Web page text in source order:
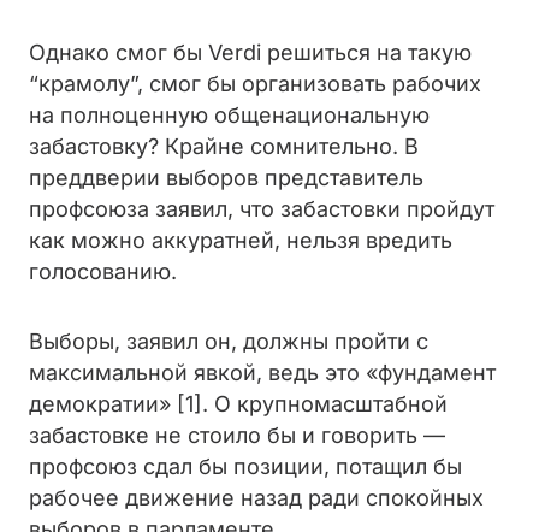
Однако смог бы Verdi решиться на такую
“крамолу”, смог бы организовать рабочих
на полноценную общенациональную
забастовку? Крайне сомнительно. В
преддверии выборов представитель
профсоюза заявил, что забастовки пройдут
как можно аккуратней, нельзя вредить
голосованию.
Выборы, заявил он, должны пройти с
максимальной явкой, ведь это «фундамент
демократии» [1]. О крупномасштабной
забастовке не стоило бы и говорить —
профсоюз сдал бы позиции, потащил бы
рабочее движение назад ради спокойных